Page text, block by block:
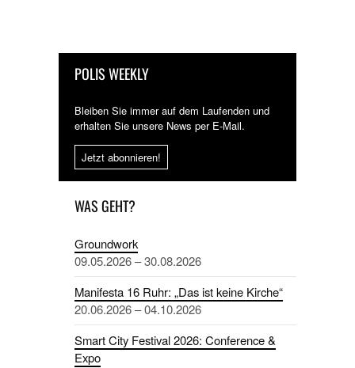
POLIS WEEKLY
Bleiben Sie immer auf dem Laufenden und
erhalten Sie unsere News per E-Mail.
Jetzt abonnieren!
WAS GEHT?
Groundwork
09.05.2026 – 30.08.2026
Manifesta 16 Ruhr: „Das ist keine Kirche“
20.06.2026 – 04.10.2026
Smart City Festival 2026: Conference &
Expo